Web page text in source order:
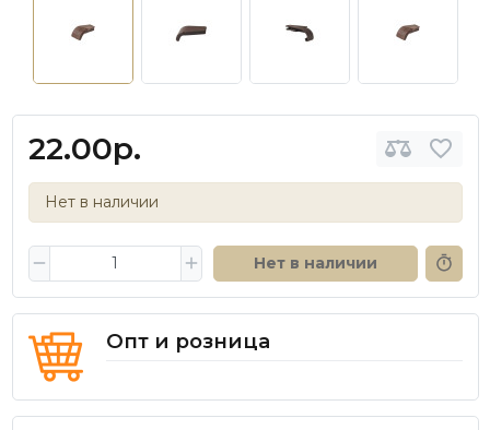
22.00р.
Нет в наличии
Нет в наличии
Опт и розница